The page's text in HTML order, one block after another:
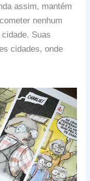
assim, mantém
nenhum
Suas
cidades, onde